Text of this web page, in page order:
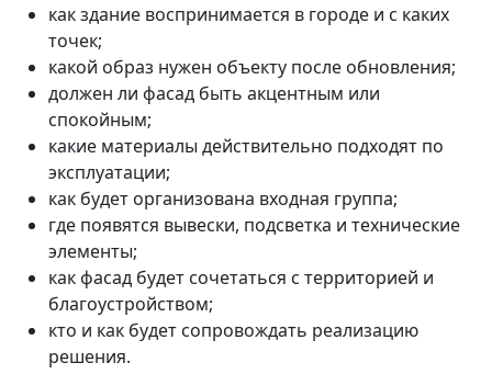
как здание воспринимается в городе и с каких
точек;
какой образ нужен объекту после обновления;
должен ли фасад быть акцентным или
спокойным;
какие материалы действительно подходят по
эксплуатации;
как будет организована входная группа;
где появятся вывески, подсветка и технические
элементы;
как фасад будет сочетаться с территорией и
благоустройством;
кто и как будет сопровождать реализацию
решения.